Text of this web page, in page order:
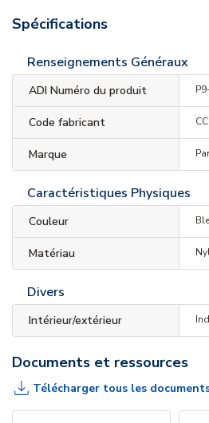
Spécifications
Renseignements Généraux
ADI Numéro du produit
Code fabricant
Marque
Caractéristiques Physiques
Couleur
Matériau
Divers
Intérieur/extérieur
Documents et ressources
Télécharger tous les